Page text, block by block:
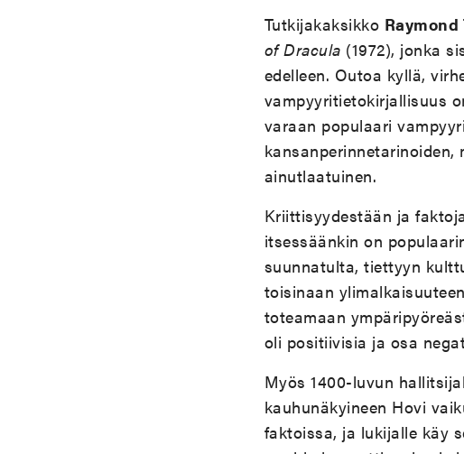
Tutkijakaksikko
of Dracula (1972), jonka
edelleen. Outoa kyllä,
vampyyritietokirjallisuus
varaan populaari
ainutlaatuinen.
Kriittisyydestään ja
itsessäänkin on
suunnatulta, tiettyyn
toisinaan
toteamaan
oli positiivisia ja osa
Myös 1400-luvun
kauhunäkyineen Hovi
faktoissa, ja lukijalle käy